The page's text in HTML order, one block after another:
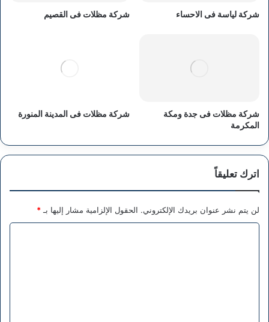
شركة لياسة فى الاحساء شركة مظلات فى القصيم
شركة مظلات فى جدة ومكة
المكرمة
شركة مظلات فى المدينة المنورة
اترك تعليقاً
لن يتم نشر عنوان بريدك الإلكتروني. الحقول الإلزامية مشار إليها بـ *